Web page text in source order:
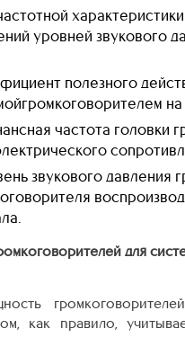
уровней звукового
полезного
частота головки
звукового давления
для
как правило,